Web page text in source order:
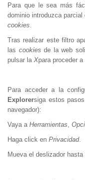
Para que le sea más
dominio introduzca
cookies.
Tras realizar este filtro
las cookies de la web
pulsar la Xpara proceder
Para acceder a la
Explorersiga estos
navegador):
Vaya a Herramientas,
Haga click en Privacidad.
Mueva el deslizador